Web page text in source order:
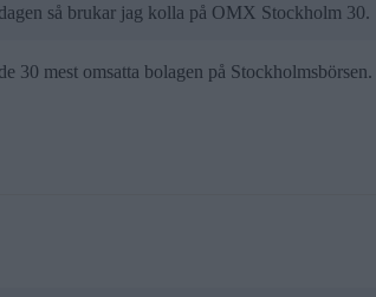
så brukar jag kolla på OMX Stockholm 30.
30 mest omsatta bolagen på Stockholmsbörsen.